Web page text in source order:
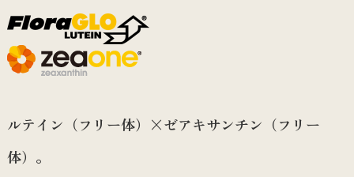
ルテイン（フリー体）×ゼアキサンチン（フリー
体）。